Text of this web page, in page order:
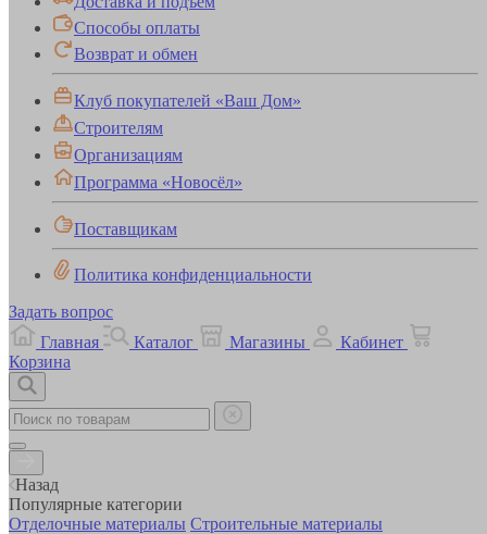
Способы оплаты
Возврат и обмен
Клуб покупателей «Ваш Дом»
Строителям
Организациям
Программа «Новосёл»
Поставщикам
Политика конфиденциальности
Задать вопрос
Главная
Каталог Магазины
Кабинет
Корзина
Назад
Популярные категории
Отделочные материалы Строительные материалы